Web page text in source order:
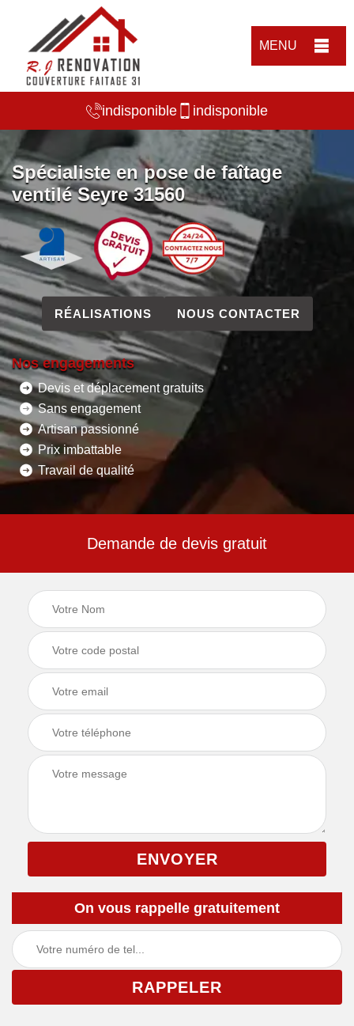
MENU
indisponible indisponible
Spécialiste en pose de faîtage
ventilé Seyre 31560
RÉALISATIONS NOUS CONTACTER
Nos engagements
Devis et déplacement gratuits
Sans engagement
Artisan passionné
Prix imbattable
Travail de qualité
Demande de devis gratuit
On vous rappelle gratuitement